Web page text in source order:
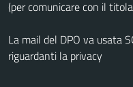
(per comunicare con il
La mail del DPO va usata
riguardanti la privacy